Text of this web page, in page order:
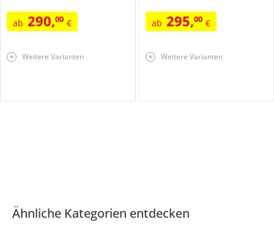
ab 290,00 €
Weitere Varianten
ab 295,00 €
Weitere Varianten
Ähnliche Kategorien entdecken